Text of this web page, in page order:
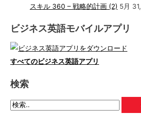
スキル 360 – 戦略的計画 (2) 5月
ビジネス英語モバイルアプリ
すべてのビジネス英語アプリ
検索